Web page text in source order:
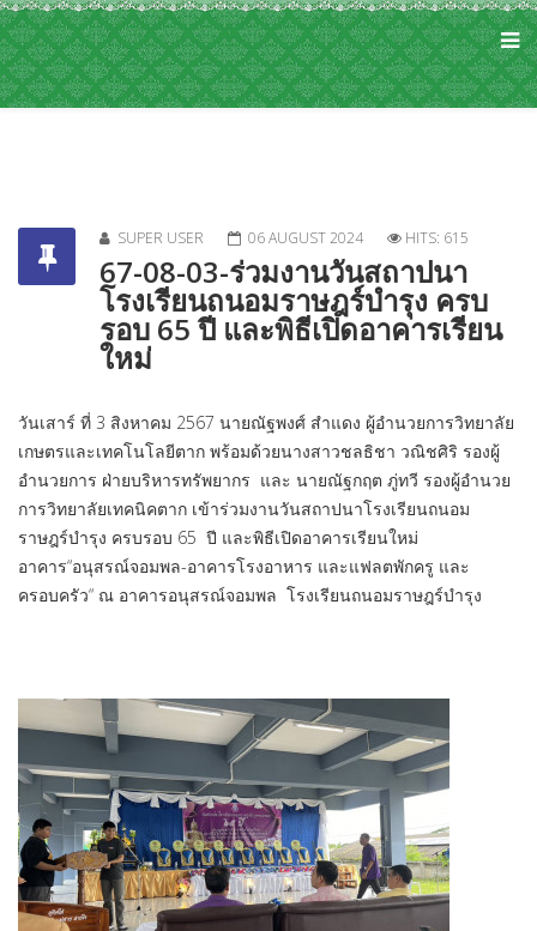
SUPER USER 06 AUGUST 2024 HITS: 615
67-08-03-ร่วมงานวันสถาปนา
โรงเรียนถนอมราษฎร์บำรุง ครบ
รอบ 65 ปี และพิธีเปิดอาคารเรียน
ใหม่
วันเสาร์ ที่ 3 สิงหาคม 2567 นายณัฐพงศ์ สำแดง ผู้อำนวยการวิทยาลัย
เกษตรและเทคโนโลยีตาก พร้อมด้วยนางสาวชลธิชา วณิชศิริ รองผู้
อำนวยการ ฝ่ายบริหารทรัพยากร และ นายณัฐกฤต ภู่ทวี รองผู้อำนวย
การวิทยาลัยเทคนิคตาก เข้าร่วมงานวันสถาปนาโรงเรียนถนอม
ราษฎร์บำรุง ครบรอบ 65 ปี และพิธีเปิดอาคารเรียนใหม่
อาคาร“อนุสรณ์จอมพล-อาคารโรงอาหาร และแฟลตพักครู และ
ครอบครัว“ ณ อาคารอนุสรณ์จอมพล โรงเรียนถนอมราษฎร์บำรุง